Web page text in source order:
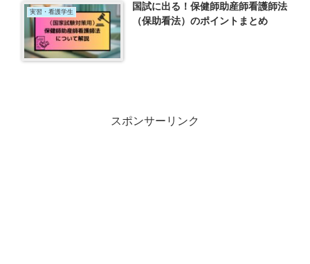
実習・看護学生
国試に出る！保健師助産師看護師法
（保助看法）のポイントまとめ
スポンサーリンク